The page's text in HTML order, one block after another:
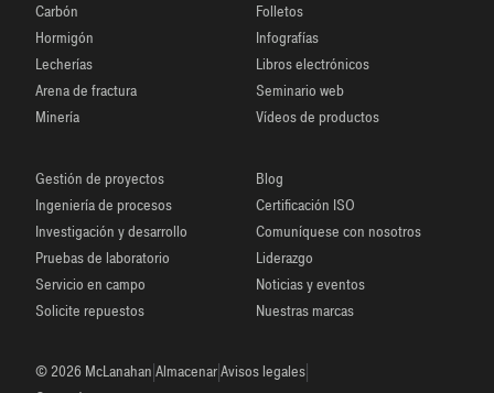
Carbón
Hormigón
Lecherías
Arena de fractura
Minería
Folletos
Infografías
Libros electrónicos
Seminario web
Vídeos de productos
Gestión de proyectos
Ingeniería de procesos
Investigación y desarrollo
Pruebas de laboratorio
Servicio en campo
Solicite repuestos
Blog
Certificación ISO
Comuníquese con nosotros
Liderazgo
Noticias y eventos
Nuestras marcas
© 2026 McLanahan AlmacenarAvisos legales